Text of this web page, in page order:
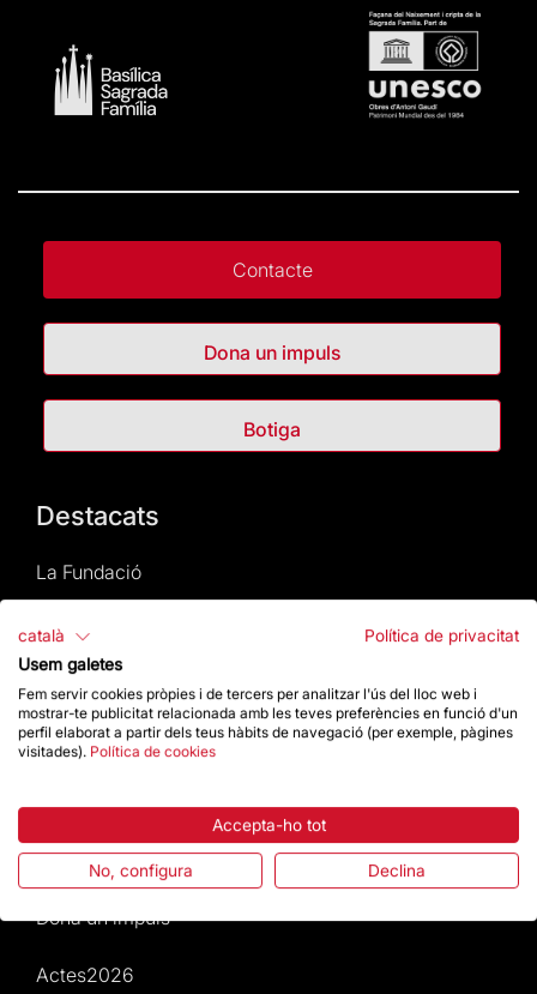
Contacte
Dona un impuls
Botiga
Destacats
La Fundació
Preguntes freqüents
Atenció al Visitant
Normativa i condicions de compra
Notícies i Actualitat
Agenda
Dona un impuls
Actes2026
català
Política de privacitat
Usem galetes
Fem servir cookies pròpies i de tercers per analitzar l'ús del lloc web i
mostrar-te publicitat relacionada amb les teves preferències en funció d'un
perfil elaborat a partir dels teus hàbits de navegació (per exemple, pàgines
visitades). Política de cookies
Accepta-ho tot
No, configura Declina